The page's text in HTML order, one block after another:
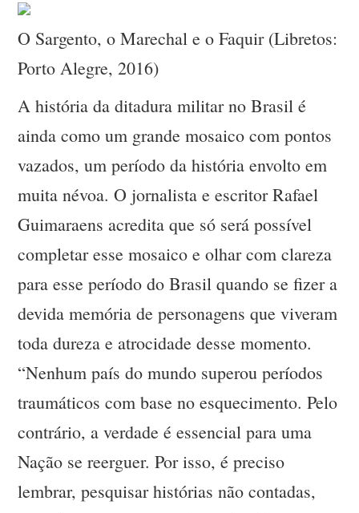
O Sargento, o Marechal e o Faquir (Libretos:
Porto Alegre, 2016)
A história da ditadura militar no Brasil é
ainda como um grande mosaico com pontos
vazados, um período da história envolto em
muita névoa. O jornalista e escritor Rafael
Guimaraens acredita que só será possível
completar esse mosaico e olhar com clareza
para esse período do Brasil quando se fizer a
devida memória de personagens que viveram
toda dureza e atrocidade desse momento.
“Nenhum país do mundo superou períodos
traumáticos com base no esquecimento. Pelo
contrário, a verdade é essencial para uma
Nação se reerguer. Por isso, é preciso
lembrar, pesquisar histórias não contadas,